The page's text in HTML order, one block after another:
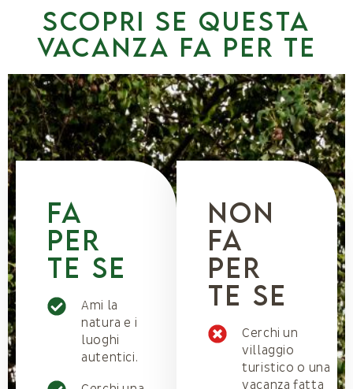
SCOPRI SE QUESTa
vacanza fa per te
fa
per
te se
Ami la
natura e i
luoghi
autentici.
NOn
fa
per
te se
Cerchi un
villaggio
turistico o una
vacanza fatta